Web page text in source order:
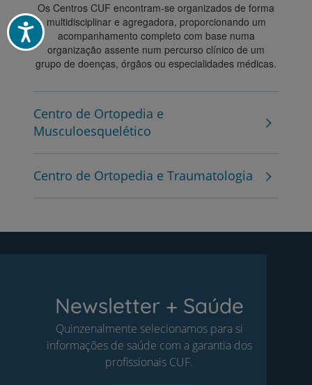
Acessibilidade
Os Centros CUF encontram-se organizados de forma
multidisciplinar e agregadora, proporcionando um
acompanhamento completo com base numa
organização assente num percurso clínico de um
grupo de doenças, órgãos ou especialidades médicas.
Centro de Ortopedia e
Musculoesquelético
Centro de Ortopedia e Traumatologia
Newsletter + Saúde
Quinzenalmente selecionamos para si
informações de saúde com a garantia dos
profissionais CUF.